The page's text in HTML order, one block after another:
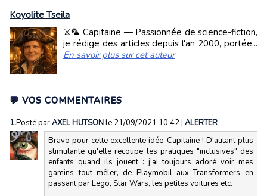
Koyolite Tseila
⚔️🦜 Capitaine — Passionnée de science-fiction,
je rédige des articles depuis l'an 2000, portée...
En savoir plus sur cet auteur
💬 VOS COMMENTAIRES
1.Posté parAXEL HUTSONle 21/09/2021 10:42| ALERTER
Bravo pour cette excellente idée, Capitaine ! D'autant plus
stimulante qu'elle recoupe les pratiques "inclusives" des
enfants quand ils jouent : j'ai toujours adoré voir mes
gamins tout mêler, de Playmobil aux Transformers en
passant par Lego, Star Wars, les petites voitures etc.